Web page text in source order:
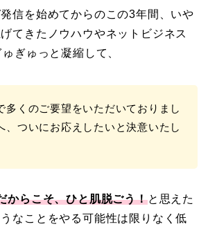
信を始めてからのこの3年間、いや
てきたノウハウやネットビジネス
ぎゅっと凝縮して、
多くのご要望をいただいておりまし
、ついにお応えしたいと決意いたし
からこそ、ひと肌脱ごう！と思えた
なことをやる可能性は限りなく低